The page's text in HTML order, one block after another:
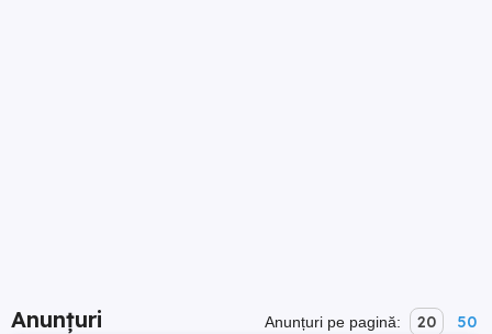
Anunțuri Anunțuri pe pagină: 20 50